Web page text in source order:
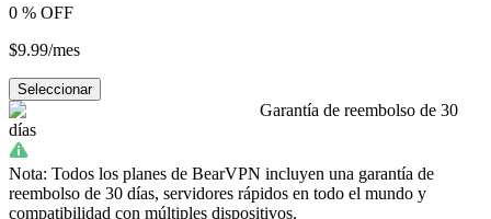
0 % OFF
$9.99/mes
Seleccionar
Garantía de reembolso de 30
días
Nota: Todos los planes de BearVPN incluyen una garantía de
reembolso de 30 días, servidores rápidos en todo el mundo y
compatibilidad con múltiples dispositivos.